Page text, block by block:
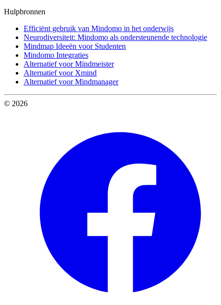
Hulpbronnen
Efficiënt gebruik van Mindomo in het onderwijs
Neurodiversiteit: Mindomo als ondersteunende technologie
Mindmap Ideeën voor Studenten
Mindomo Integraties
Alternatief voor Mindmeister
Alternatief voor Xmind
Alternatief voor Mindmanager
© 2026